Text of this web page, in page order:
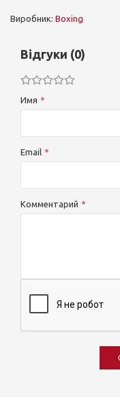
Виробник: Boxing
Відгуки (0)
Имя
Email
Комментарий